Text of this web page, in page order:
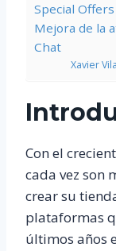
Special Offers
Mejora de la
Chat
Xavier
Con el
cada vez son
crear su
plataformas
últimos años